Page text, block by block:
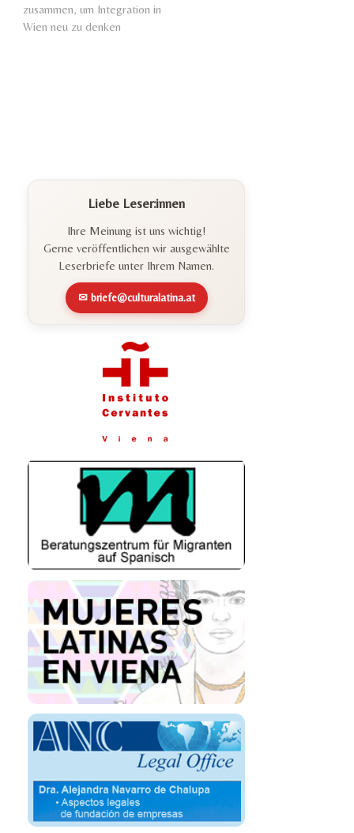
zusammen, um Integration in
Wien neu zu denken
Liebe Leser:innen
Ihre Meinung ist uns wichtig!
Gerne veröffentlichen wir ausgewählte
Leserbriefe unter Ihrem Namen.
✉ briefe@culturalatina.at